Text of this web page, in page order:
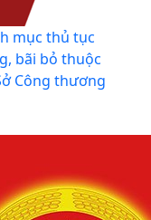
mục thủ tục
bãi bỏ thuộc
Công thương